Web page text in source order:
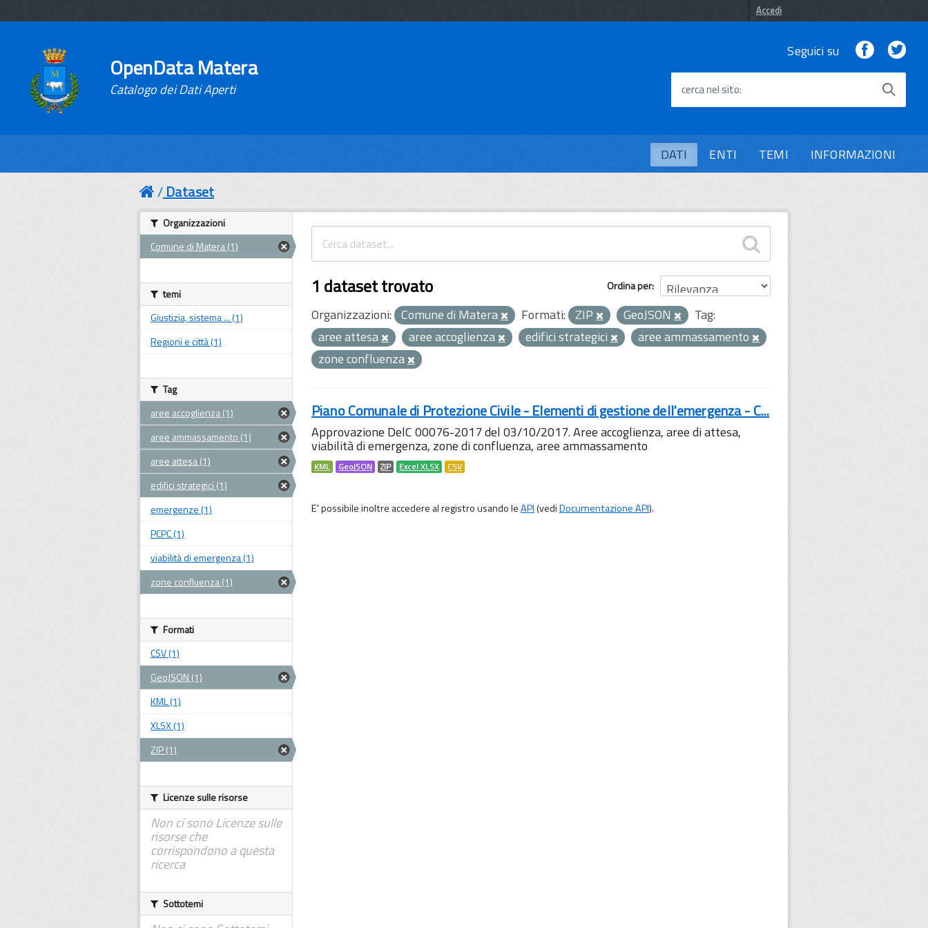
Accedi
OpenData Matera
Catalogo dei Dati Aperti
Seguici su Facebook
cerca nel sito
DATI ENTI TEMI INFORMAZIONI
Dataset
Ordina per
1 dataset trovato
Organizzazioni: Comune di Matera Formati: ZIP GeoJSON
Tag:
aree attesa
aree accoglienza edifici strategici
aree ammassamento
zone confluenza
Piano Comunale di Protezione Civile - Elementi di gestione dell'emergenza - C...
Approvazione DelC 00076-2017 del 03/10/2017. Aree accoglienza, aree di attesa,
viabilità di emergenza, zone di confluenza, aree ammassamento
KML GeoJSON ZIP Excel XLSX CSV
E' possibile inoltre accedere al registro usando leAPI(vediDocumentazione API).
Organizzazioni
Comune di Matera (1)
temi
Giustizia, sistema ... (1)
Regioni e città (1)
Tag
aree accoglienza (1)
aree ammassamento (1)
aree attesa (1)
edifici strategici (1)
emergenze (1)
PCPC (1)
viabilità di emergenza (1)
zone confluenza (1)
Formati
CSV (1)
GeoJSON (1)
KML (1)
XLSX (1)
ZIP (1)
Licenze sulle risorse
Non ci sono Licenze sulle
risorse che
corrispondono a questa
ricerca
Sottotemi